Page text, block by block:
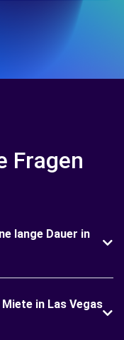
Fragen
lange Dauer in
in Las Vegas